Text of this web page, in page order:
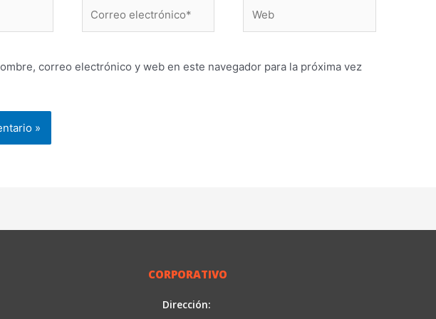
electrónico*
correo electrónico y web en este navegador para la próxima vez
CORPORATIVO
Dirección: